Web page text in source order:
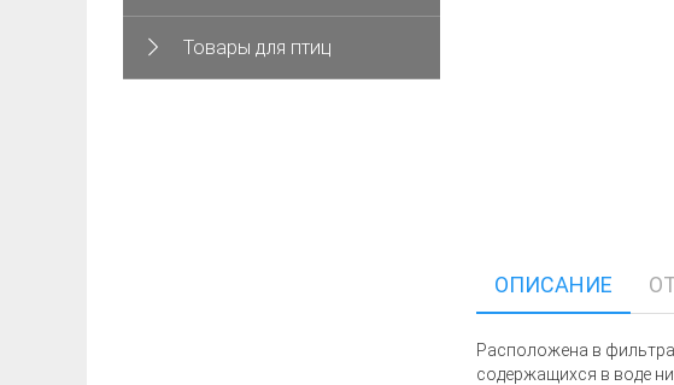
ОПИСАНИЕ
Расположена в
содержащихся в воде
Товары для птиц